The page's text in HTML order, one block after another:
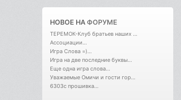
НОВОЕ НАФОРУМЕ
ТЕРЕМОК-Клуб братьев наших ...
Ассоциации...
Игра Слова =)...
Игра на две последние буквы...
Еще одна игра слова...
Уважаемые Омичи и гости гор...
6303с прошивка...